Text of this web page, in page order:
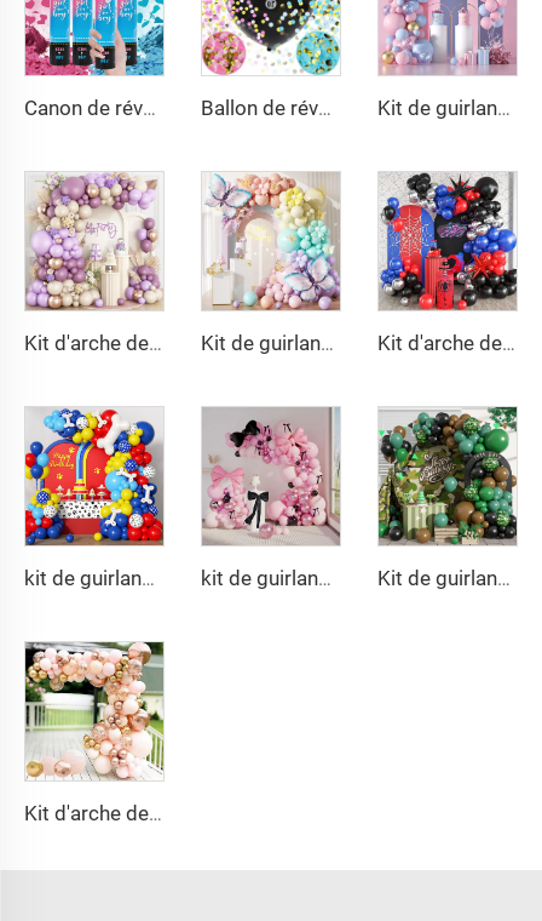
Canon de révélation du sexe, poppers en forme de cœur avec confettis, roses et bleus, poudre pour canon, tireur, lanceur pour fête de naissance, baptême Ballon de révélation du sexe avec gros ballons noirs remplis de confettis en forme de cœur rose et bleu, pour garçon ou fille Kit de guirlande de ballons rose et bleu, arc en ballons avec confettis rose, bleu et or, décorations de ballons en latex pour révélation du sexe du bébé, fête prénatale
Kit d'arche de ballons violet poussière, ballons métallisés violets champagne dorés pour décoration d'anniversaire, mariage, fête Kit de guirlande d'arche en ballons en latex violet pâle, vert, jaune, rose, orange pastel pour décorations de fête d'anniversaire Kit d'arche de ballons rouge, bleu, noir, kit d'arche de ballons Spiderman, ballons rouges, bleus et noirs, décorations de fête sur le thème de Spiderman
kit de guirlande de 152 pièces ballons avec empreintes de pattes et os de chien en aluminium pour baby shower kit de guirlande de 150 pièces ballons à ruban rose noir ruban cravate et ballons en mylar pour décorations d'anniversaire de filles Kit de guirlande et arche Joyeux Anniversaire ballons noir vert pour fête d'anniversaire fournisseurs de décoration pour fête d'enfants
Kit d'arche de ballons rose or, ballons métallisés macaron 4D en feuille pour décorations de remise des diplômes, baby shower, anniversaire, mariage